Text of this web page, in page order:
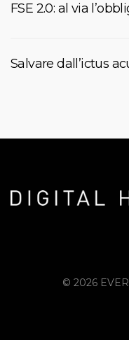
FSE 2.0: al via
Salvare dall’ictus
© 2026